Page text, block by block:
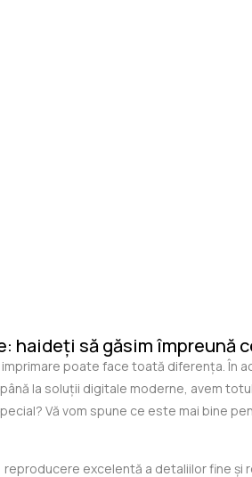
să găsim împreună
poate face toată diferența.
la soluții digitale moderne, avem
Vă vom spune ce este mai bine
excelentă a detaliilor fine